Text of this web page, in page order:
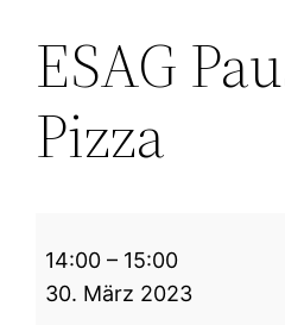
ESAG
Pizza
Pause
mit
14:00 – 15:00
30. März 2023